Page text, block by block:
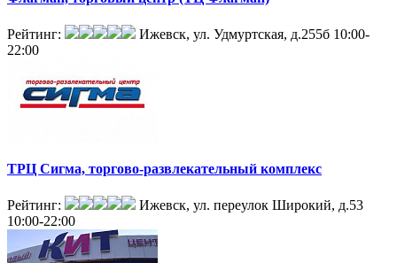
Рейтинг: Ижевск, ул. Удмуртская, д.255б 10:00-
22:00
ТРЦ Сигма, торгово-развлекательный комплекс
Рейтинг:
Ижевск, ул. переулок Широкий, д.53
10:00-22:00